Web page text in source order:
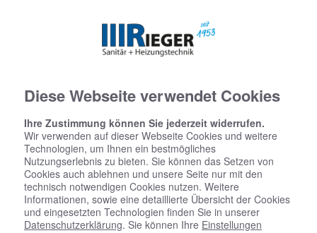
Startseite»Bad»Badinspiration & Musterbäder» Basic-Bad 8,2 ㎡
Basic-Bad 8,2 ㎡
Diese Webseite verwendet Cookies
Ihre Zustimmung können Sie jederzeit widerrufen.
Wir verwenden auf dieser Webseite Cookies und weitere
Technologien, um Ihnen ein bestmögliches
Nutzungserlebnis zu bieten. Sie können das Setzen von
Cookies auch ablehnen und unsere Seite nur mit den
technisch notwendigen Cookies nutzen. Weitere
Informationen, sowie eine detaillierte Übersicht der Cookies
und eingesetzten Technologien finden Sie in unserer
Datenschutzerklärung. Sie können Ihre Einstellungen